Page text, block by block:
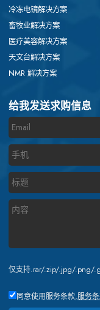
冷冻电镜解决方案
畜牧业解决方案
医疗美容解决方案
天文台解决方案
NMR 解决方案
给我发送求购信息
仅支持.rar/.zip/.jpg/.png/
同意使用服务条款,服务